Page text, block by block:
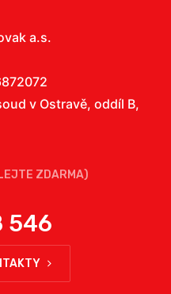
a.s.
v Ostravě, oddíl B,
ZDARMA)
546